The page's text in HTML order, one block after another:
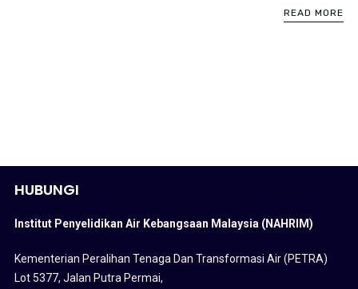
READ MORE
HUBUNGI
Institut Penyelidikan Air Kebangsaan Malaysia (NAHRIM)
Kementerian Peralihan Tenaga Dan Transformasi Air (PETRA)
Lot 5377, Jalan Putra Permai,